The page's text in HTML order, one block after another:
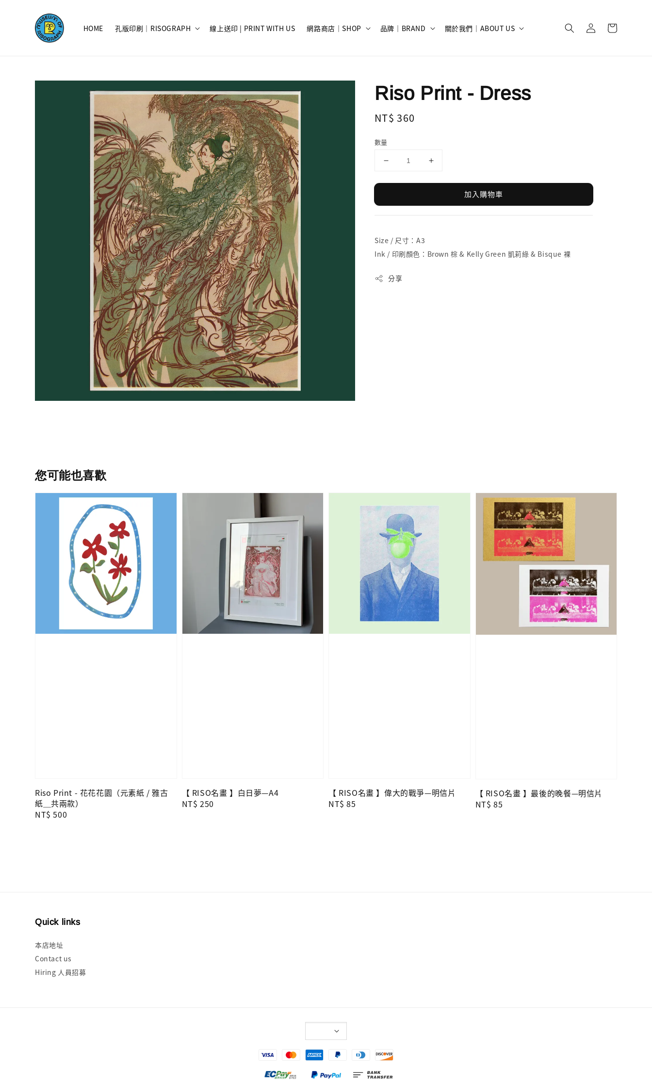
HOME 孔版印刷｜RISOGRAPH 線上送印 | PRINT WITH US 網路商店｜SHOP 品牌｜BRAND 關於我們｜ABOUT US
Riso Print - Dress
Regular
NT$ 360
數量
加入購物車
Size / 尺寸：A3
Ink / 印刷顏色：Brown 棕 & Kelly Green 凱莉綠 & Bisque 裸
分享
您可能也喜歡
Riso Print - 花花花園（元素紙 / 雅古
紙＿共兩款）
Regular
NT$ 500
【 RISO名畫 】白日夢—A4
Regular
NT$ 250
【 RISO名畫 】偉大的戰爭—明信片
Regular
NT$ 85
【 RISO名畫 】最後的晚餐—明信片
Regular
NT$ 85
Quick links
本店地址
Contact us
Hiring 人員招募